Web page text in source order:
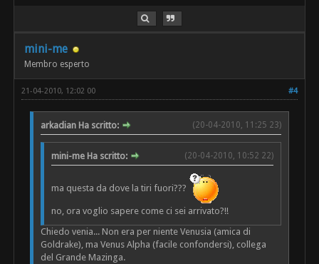
mini-me
Membro esperto
#4
21-04-2010, 12:02 00
(20-04-2010, 11:25 23)
arkadian Ha scritto:
(20-04-2010, 10:52 22)
mini-me Ha scritto:
ma questa da dove la tiri fuori???
no, ora voglio sapere come ci sei arrivato?!!
Chiedo venia... Non era per niente Venusia (amica di
Goldrake), ma Venus Alpha (facile confondersi), collega
del Grande Mazinga.